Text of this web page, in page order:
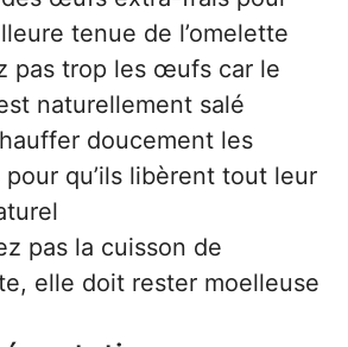
tenue de l’omelette
pas trop les œufs car le
naturellement salé
doucement les
pour qu’ils libèrent tout leur
pas la cuisson de
elle doit rester moelleuse